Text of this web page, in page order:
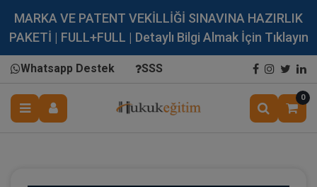
MARKA VE PATENT VEKİLLİĞİ SINAVINA HAZIRLIK
PAKETİ | FULL+FULL | Detaylı Bilgi Almak İçin Tıklayın
Whatsapp Destek SSS
0